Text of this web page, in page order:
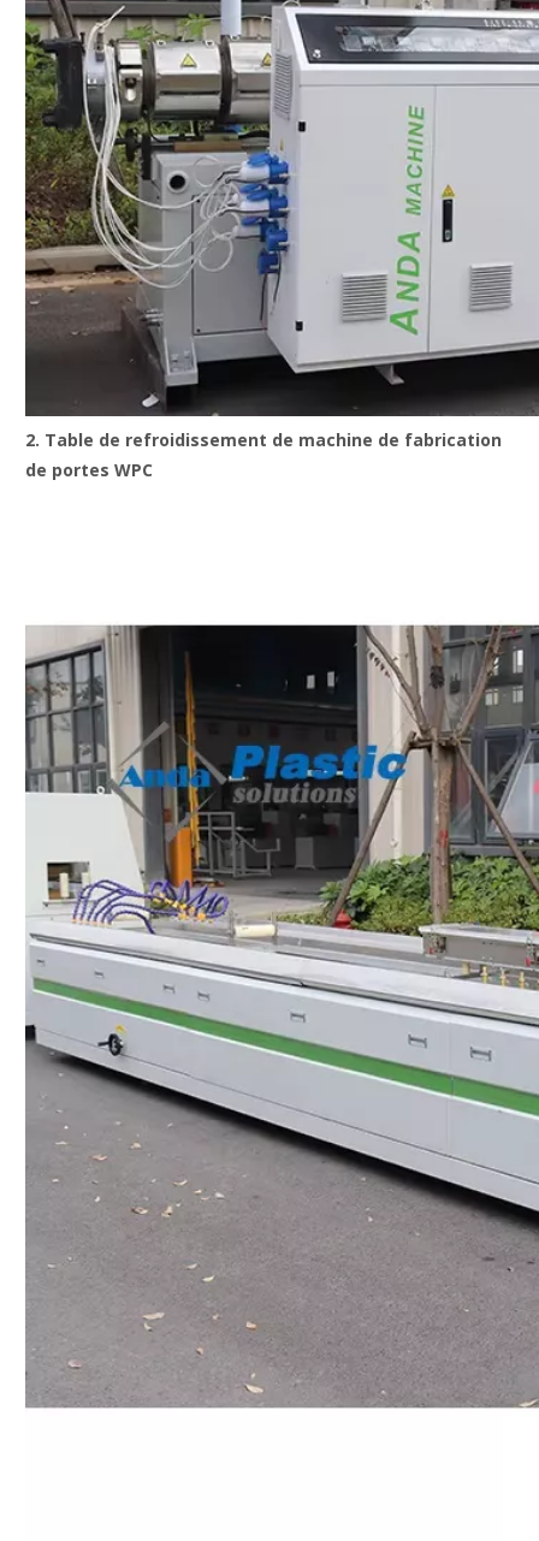
2. Table de refroidissement de machine de fabrication
de portes WPC